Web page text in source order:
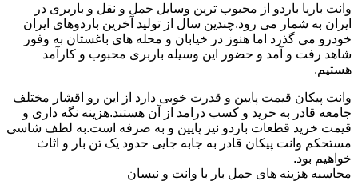
وانت باریا باردو از محبوب ترین وسایل حمل و نقل و باربری در
ایران به شمار می رود.چندین سال از تولید آخرین باردوهای ایران
خودرو می گذرد اما هنوز در خیابان و محله های باغستان به وفور
شاهد رفت و آمد و حضور این وسیله باربری محبوب و کارآمد
هستیم.
وانت پیکان قیمت پایین و قدرت خوبی دارد از این رو اقشار مختلف
جامعه قادر به خرید و کسب درامد از آن هستند.هزینه نگه داری و
قیمت خرید قطعات باردو نیز پایین و به صرفه است.به لطف شاسی
مستحکم وانت پیکان قادر به جابه جایی حدود یک تن بار و اثاث
خواهیم بود.
محاسبه هزینه های حمل بار با وانت و نیسان